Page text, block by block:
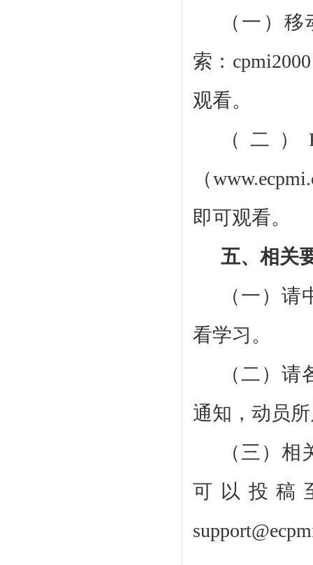
（一）
索：
观看。
（二）
（
即可观看。
五、相关
（一）
看学习。
（二）
通知，动员
（三）
可以投稿